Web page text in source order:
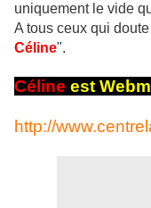
uniquement le vide
A tous ceux qui
Céline".
Céline est
http://